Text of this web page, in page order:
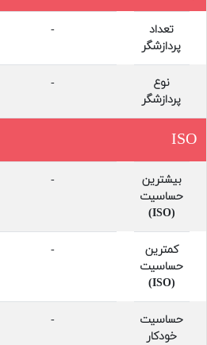
تعداد
پردازشگر
-
نوع
پردازشگر
-
ISO
بیشترین
حساسیت
(ISO)
-
کمترین
حساسیت
(ISO)
-
حساسیت
خودکار
-